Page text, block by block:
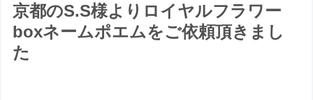
京都のS.S様よりロイヤルフラワー
boxネームポエムをご依頼頂きまし
た